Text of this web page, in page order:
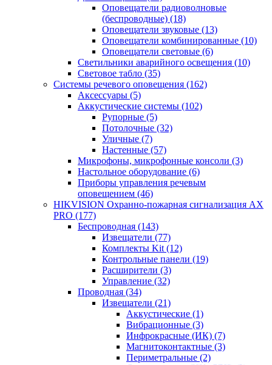
Оповещатели радиоволновые
(беспроводные) (18)
Оповещатели звуковые (13)
Оповещатели комбинированные (10)
Оповещатели световые (6)
Светильники аварийного освещения (10)
Световое табло (35)
Системы речевого оповещения (162)
Аксессуары (5)
Аккустические системы (102)
Рупорные (5)
Потолочные (32)
Уличные (7)
Настенные (57)
Микрофоны, микрофонные консоли (3)
Настольное оборудование (6)
Приборы управления речевым
оповещением (46)
HIKVISION Охранно-пожарная сигнализация AX
PRO (177)
Беспроводная (143)
Извещатели (77)
Комплекты Kit (12)
Контрольные панели (19)
Расширители (3)
Управление (32)
Проводная (34)
Извещатели (21)
Аккустические (1)
Вибрационные (3)
Инфрокрасные (ИК) (7)
Магнитоконтактные (3)
Периметральные (2)